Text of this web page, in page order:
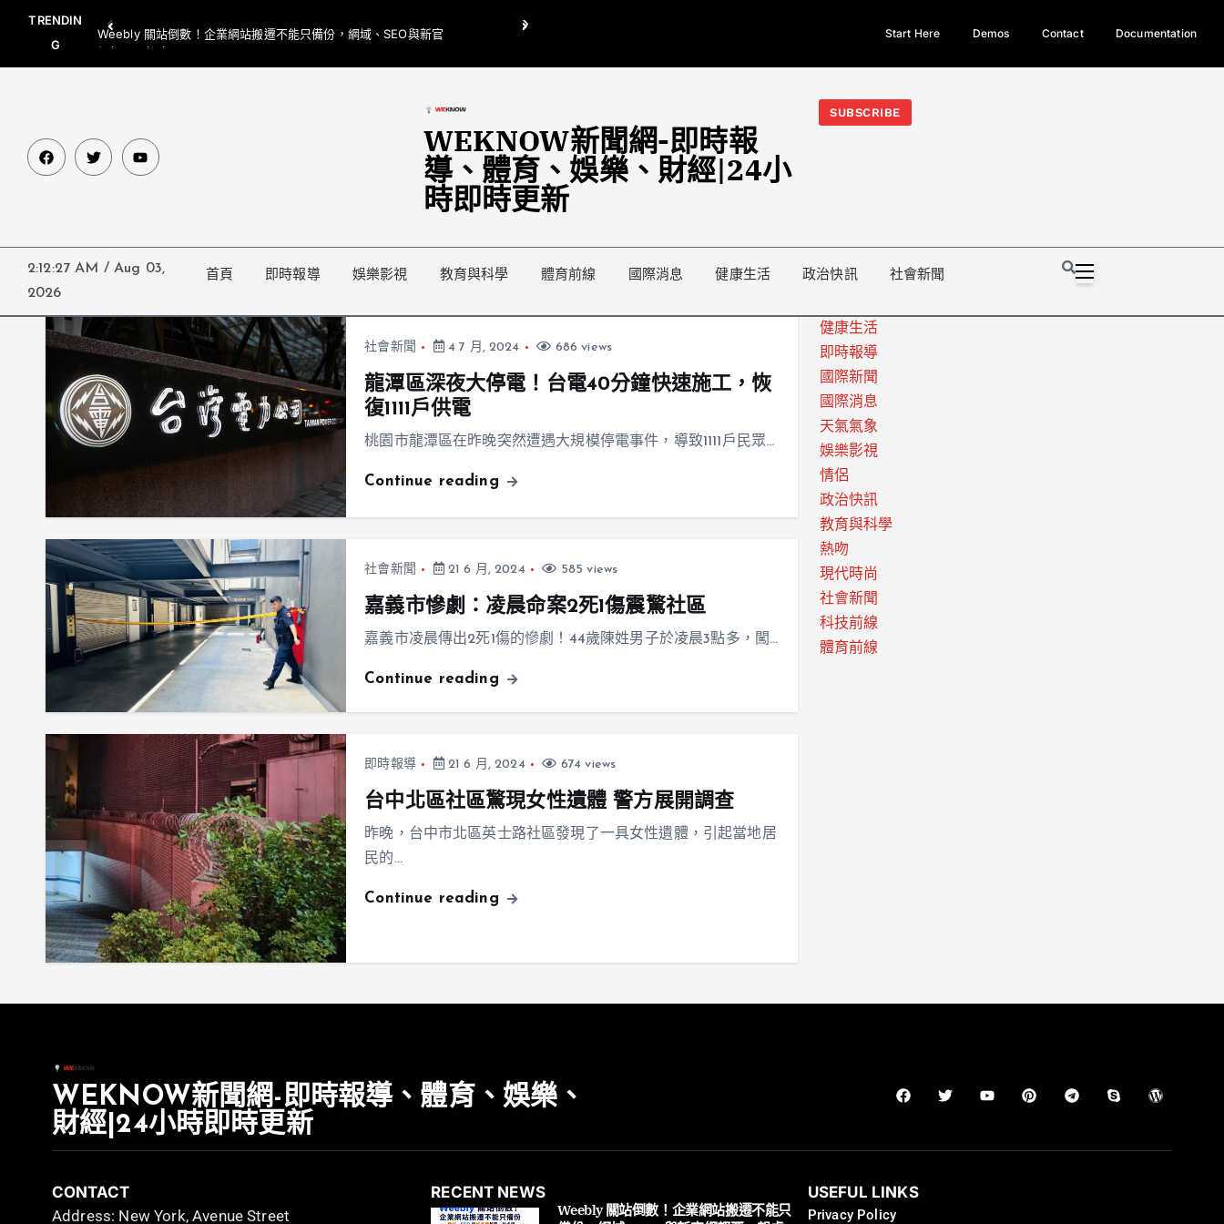
TRENDIN
G
Weebly 關站倒數！企業網站搬遷不能只備份，網域、SEO與新官
網都要一起處理
翁曉玲喊刪陸委會1295萬媒宣費惹議 梁文傑回「只能靠嘴巴」
今日熱門新聞TOP3｜西拉雅族正式成第17個原住民族、立院電競
光電場回
Start Here Demos Contact Documentation
WEKNOW新聞網-即時報
導、體育、娛樂、財經|24小
時即時更新
SUBSCRIBE
2:12:27 AM / Aug 03,
2026
首頁 即時報導 娛樂影視 教育與科學 體育前線 國際消息 健康生活 政治快訊 社會新聞
社會新聞 4 7 月, 2024 686 views
龍潭區深夜大停電！台電40分鐘快速施工，恢
復1111戶供電
桃園市龍潭區在昨晚突然遭遇大規模停電事件，導致1111戶民眾…
Continue reading
社會新聞 21 6 月, 2024 585 views
嘉義市慘劇：凌晨命案2死1傷震驚社區
嘉義市凌晨傳出2死1傷的慘劇！44歲陳姓男子於凌晨3點多，闖…
Continue reading
即時報導 21 6 月, 2024 674 views
台中北區社區驚現女性遺體 警方展開調查
昨晚，台中市北區英士路社區發現了一具女性遺體，引起當地居
民的…
Continue reading
健康生活
即時報導
國際新聞
國際消息
天氣氣象
娛樂影視
情侶
政治快訊
教育與科學
熱吻
現代時尚
社會新聞
科技前線
體育前線
WEKNOW新聞網-即時報導、體育、娛樂、
財經|24小時即時更新
CONTACT
Address: New York, Avenue Street
RECENT NEWS
Weebly 關站倒數！企業網站搬遷不能只
USEFUL LINKS
Privacy Policy